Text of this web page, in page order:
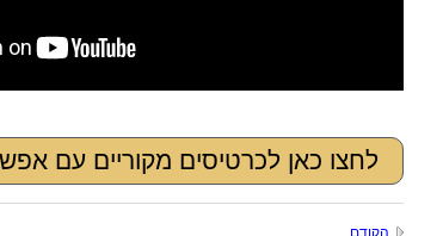
לחצו כאן לכרטיסים מקוריים עם
הקודם